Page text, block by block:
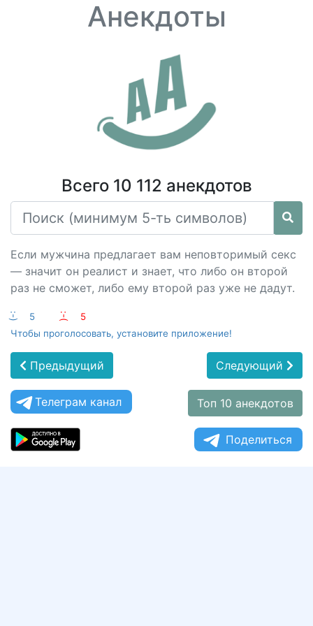
Анекдоты
Всего 10 112 анекдотов
Если мужчина предлагает вам неповторимый ceкс
— значит он реалист и знает, что либо он второй
раз не сможет, либо ему второй раз уже не дадут.
:-) 5 :-(
5
Чтобы проголосовать, установите приложение!
Предыдущий Следующий
Телеграм канал Топ 10 анекдотов
Поделиться